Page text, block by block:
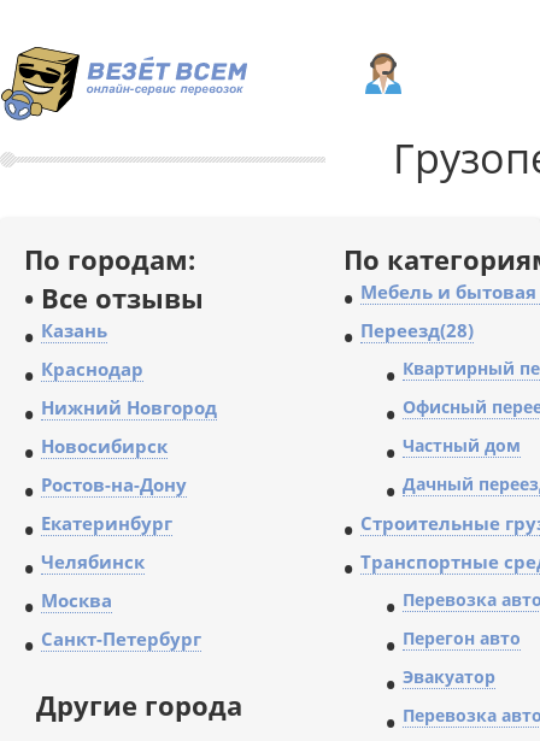
По городам:
• Все отзывы
• Казань
• Краснодар
• Нижний Новгород
• Новосибирск
• Ростов-на-Дону
• Екатеринбург
• Челябинск
• Москва
• Санкт-Петербург
Другие города
По
• Мебель и бытовая
• Переезд(28)
• Квартирный
• Офисный
• Частный дом
• Дачный
• Строительные
• Транспортные
• Перевозка
• Перегон авто
• Эвакуатор
• Перевозка